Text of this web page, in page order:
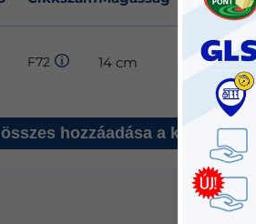
F72 14 cm Arany
hozzáadása a kosárhoz